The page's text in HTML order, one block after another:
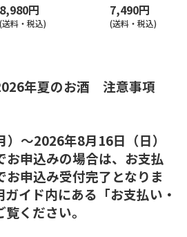
8,980円
(送料・税込)
7,490円
(送料・税込)
年夏のお酒 注意事項
～2026年8月16日（日）
申込みの場合は、お支払
お申込み受付完了となりま
イド内にある「お支払い・
ください。